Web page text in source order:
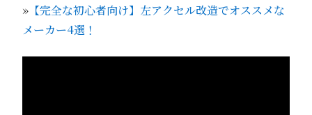
» 【完全な初心者向け】左アクセル改造でオススメな
メーカー4選！